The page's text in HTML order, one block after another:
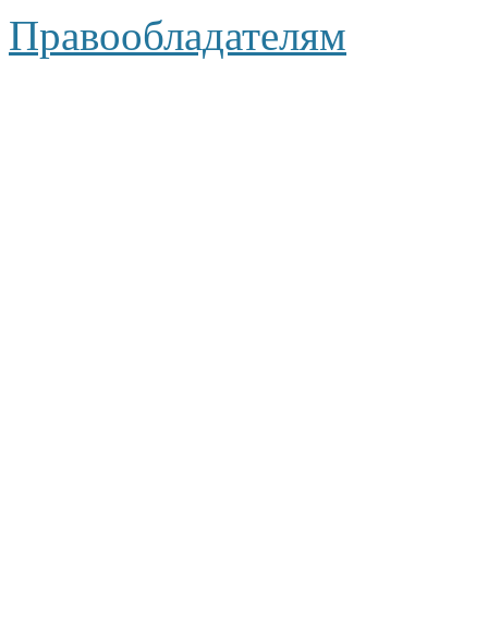
Правообладателям